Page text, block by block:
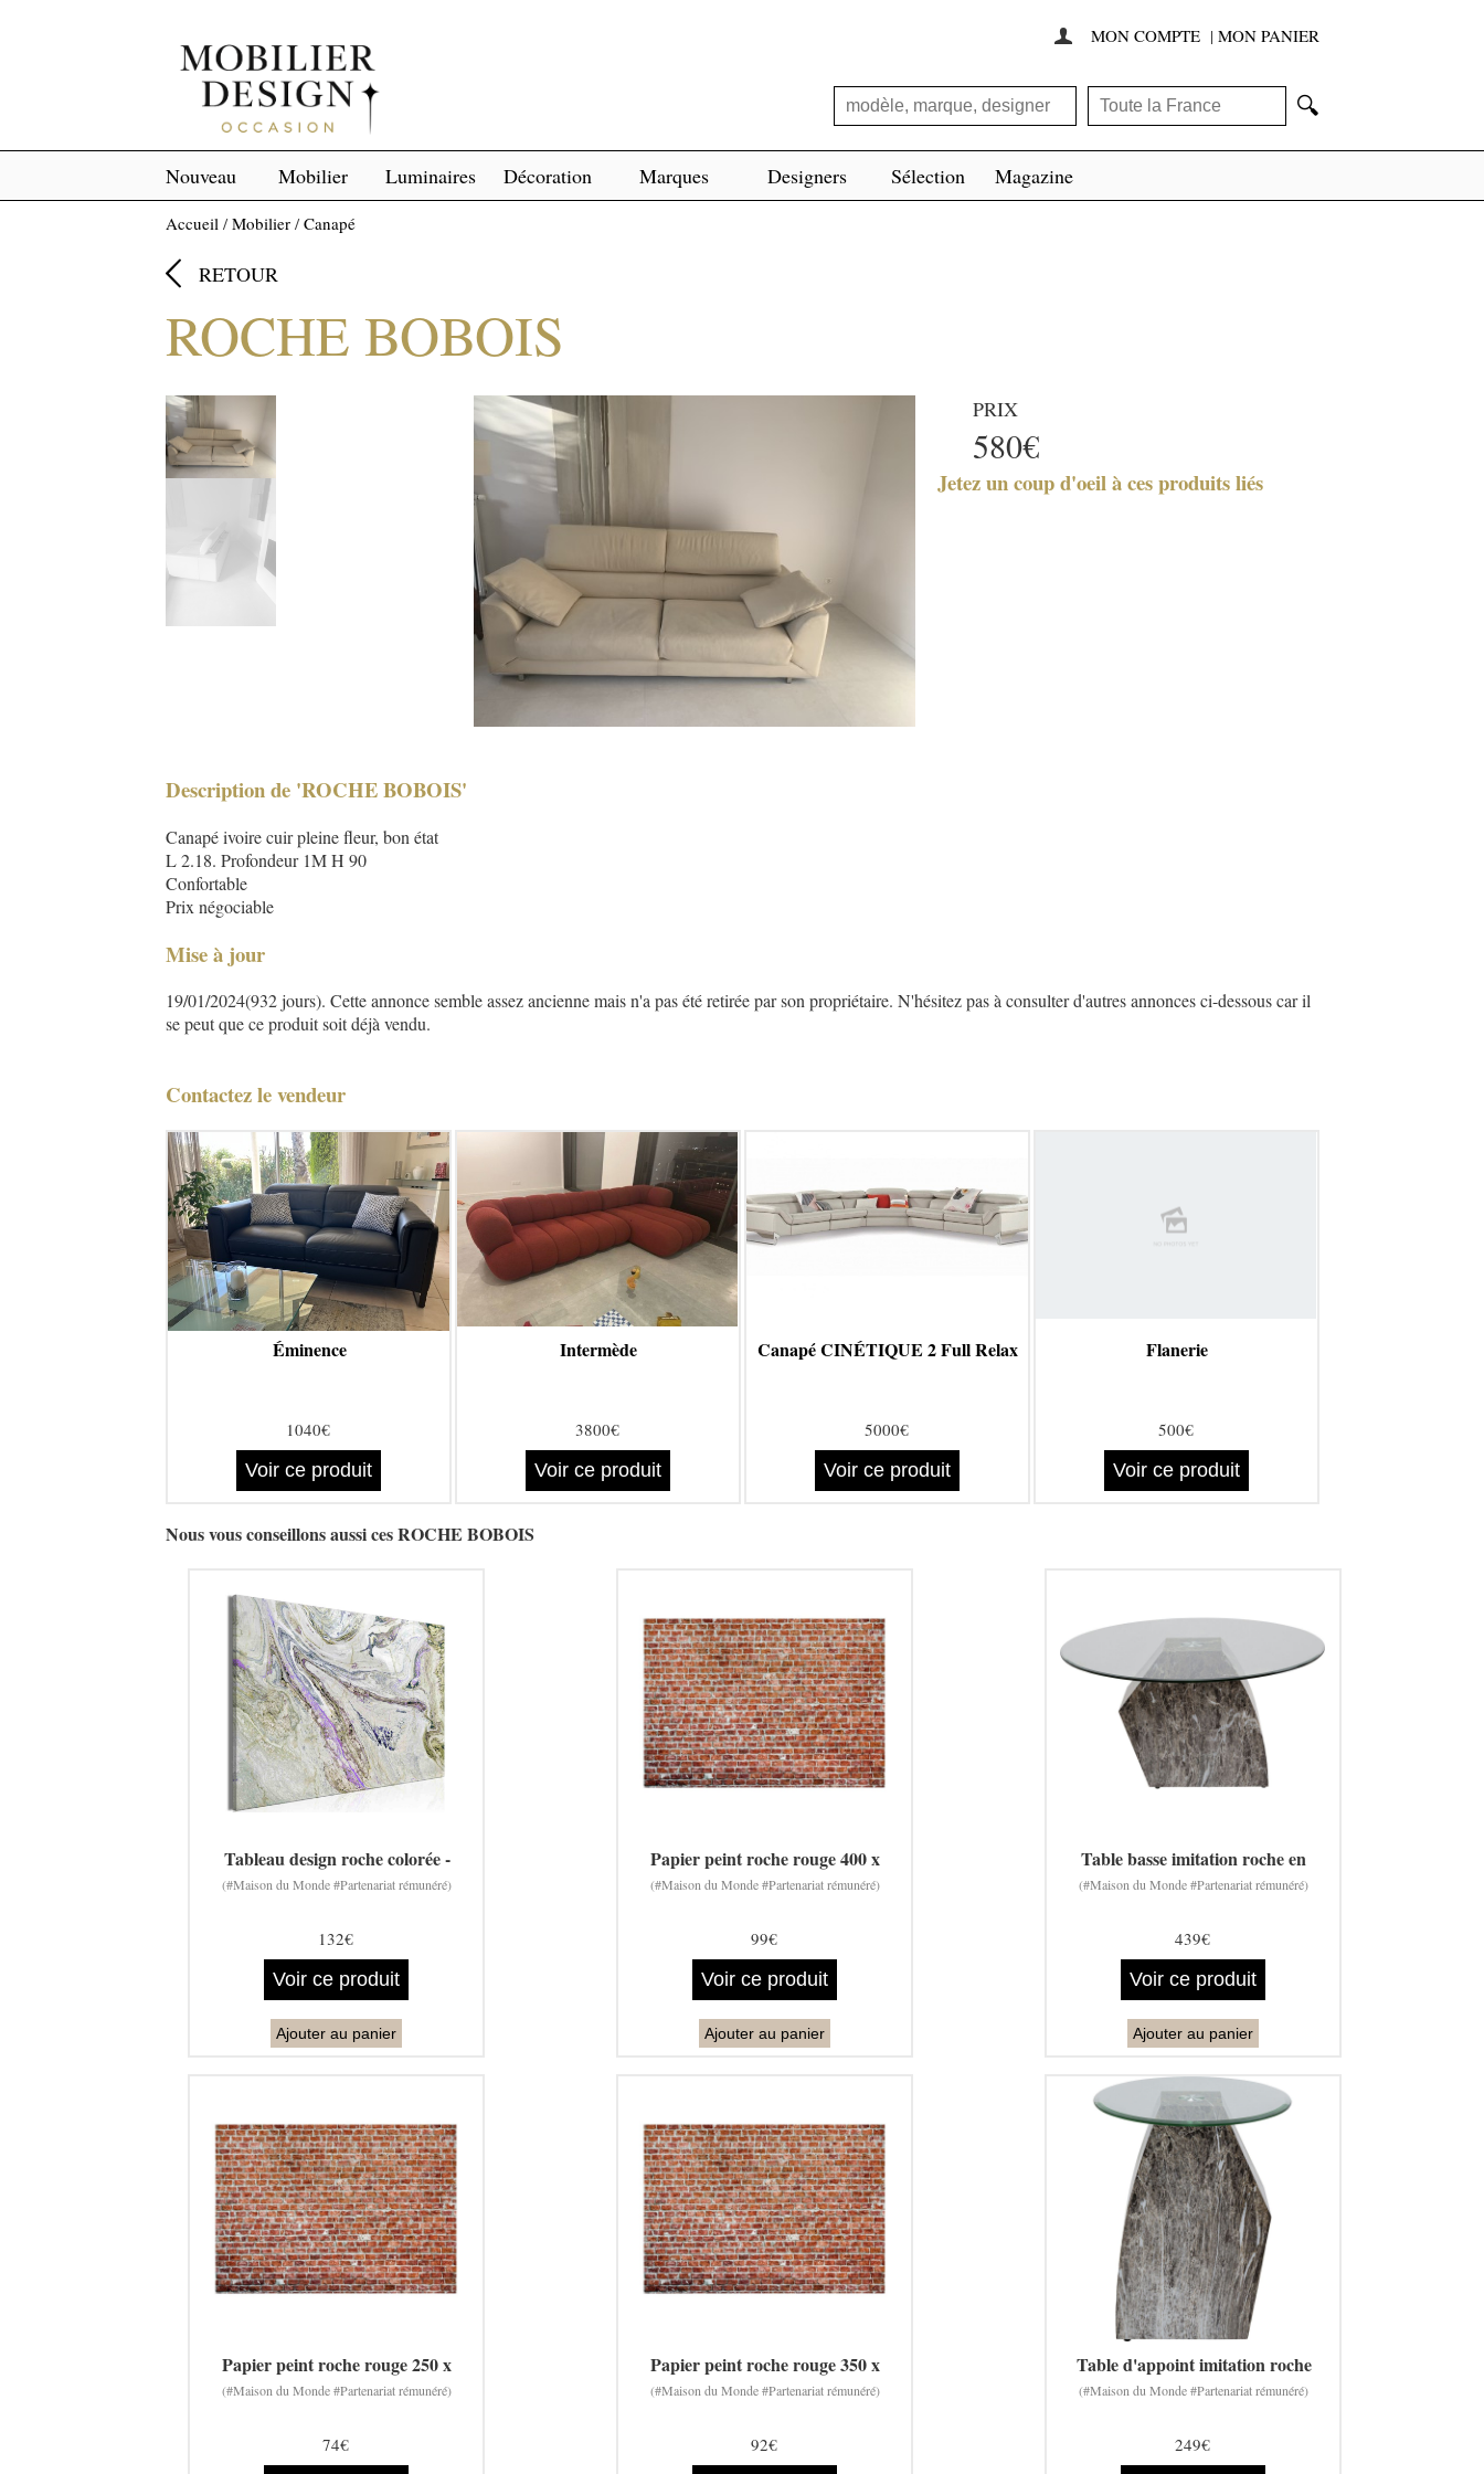
 MON COMPTE | MON PANIER
🔍
Nouveau Mobilier Luminaires Décoration Marques Designers Sélection Magazine
Accueil/Mobilier/Canapé
 RETOUR
ROCHE BOBOIS
PRIX
580€
Description de 'ROCHE BOBOIS'
Canapé ivoire cuir pleine fleur, bon état
L 2.18. Profondeur 1M H 90
Confortable
Prix négociable
Mise à jour
19/01/2024(932 jours). Cette annonce semble assez ancienne mais n'a pas été retirée par son propriétaire. N'hésitez pas à consulter d'autres annonces ci-dessous car il
se peut que ce produit soit déjà vendu.
Contactez le vendeur
Jetez un coup d'oeil à ces produits liés
Éminence
1040€
Voir ce produit
Intermède
3800€
Voir ce produit
Canapé CINÉTIQUE 2 Full Relax
5000€
Voir ce produit
Flanerie
500€
Voir ce produit
Nous vous conseillons aussi ces ROCHE BOBOIS
Tableau design roche colorée -
(#Maison du Monde #Partenariat rémunéré)
132€
Voir ce produit
Ajouter au panier
Papier peint roche rouge 400 x
(#Maison du Monde #Partenariat rémunéré)
99€
Voir ce produit
Ajouter au panier
Table basse imitation roche en
(#Maison du Monde #Partenariat rémunéré)
439€
Voir ce produit
Ajouter au panier
Papier peint roche rouge 250 x
(#Maison du Monde #Partenariat rémunéré)
74€
Papier peint roche rouge 350 x
(#Maison du Monde #Partenariat rémunéré)
92€
Table d'appoint imitation roche
(#Maison du Monde #Partenariat rémunéré)
249€